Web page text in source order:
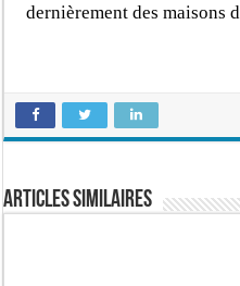
dernièrement des maisons
Articles similaires